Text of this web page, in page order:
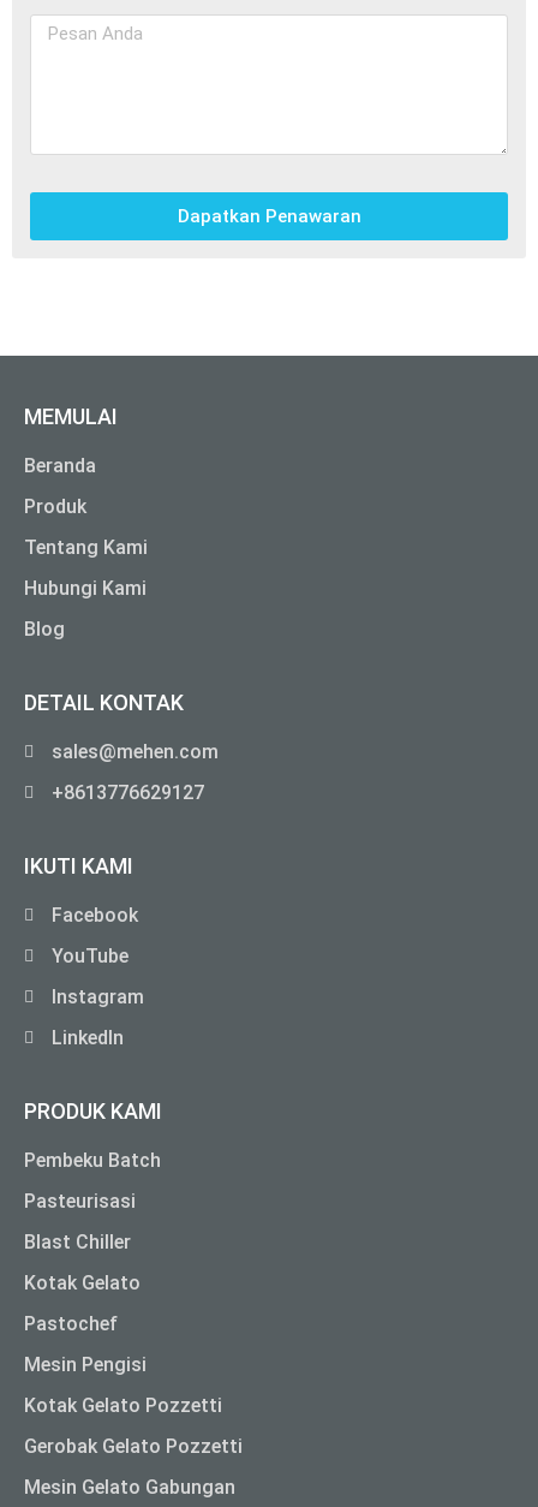
Dapatkan Penawaran
MEMULAI
Beranda
Produk
Tentang Kami
Hubungi Kami
Blog
DETAIL KONTAK
sales@mehen.com
+8613776629127
IKUTI KAMI
Facebook
YouTube
Instagram
LinkedIn
PRODUK KAMI
Pembeku Batch
Pasteurisasi
Blast Chiller
Kotak Gelato
Pastochef
Mesin Pengisi
Kotak Gelato Pozzetti
Gerobak Gelato Pozzetti
Mesin Gelato Gabungan